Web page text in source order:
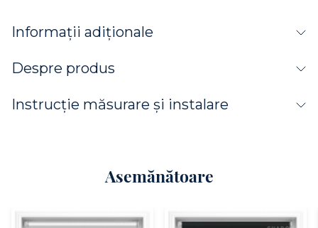
Informații adiționale
Despre produs
Instrucție măsurare și instalare
Asemănătoare